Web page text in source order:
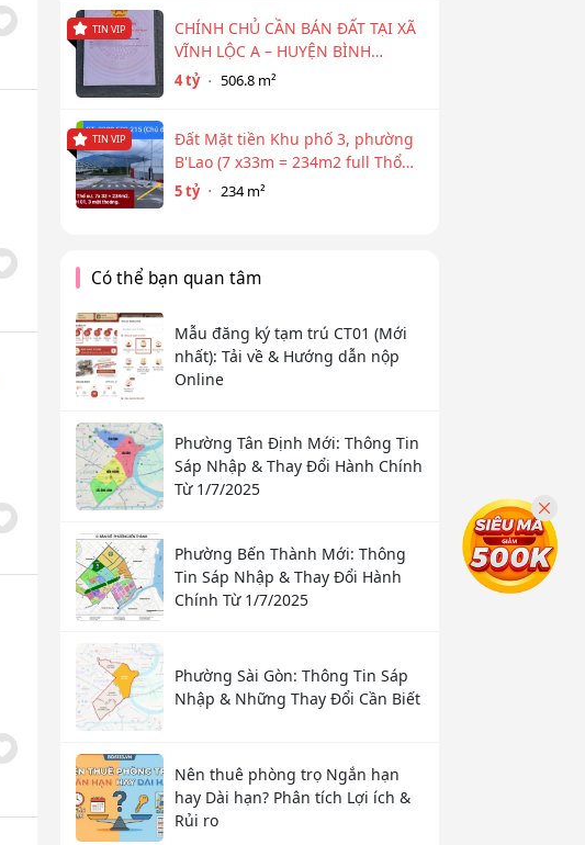
TIN VIP
CHÍNH CHỦ CẦN BÁN ĐẤT TẠI XÃ
VĨNH LỘC A – HUYỆN BÌNH
CHÁNH
4 tỷ 506.8 m²
TIN VIP
Đất Mặt tiền Khu phố 3, phường
B'Lao (7 x33m = 234m2 full Thổ
cư)
5 tỷ 234 m²
Có thể bạn quan tâm
Mẫu đăng ký tạm trú CT01 (Mới
nhất): Tải về & Hướng dẫn nộp
Online
Phường Tân Định Mới: Thông Tin
Sáp Nhập & Thay Đổi Hành Chính
Từ 1/7/2025
Phường Bến Thành Mới: Thông
Tin Sáp Nhập & Thay Đổi Hành
Chính Từ 1/7/2025
Phường Sài Gòn: Thông Tin Sáp
Nhập & Những Thay Đổi Cần Biết
Nên thuê phòng trọ Ngắn hạn
hay Dài hạn? Phân tích Lợi ích &
Rủi ro